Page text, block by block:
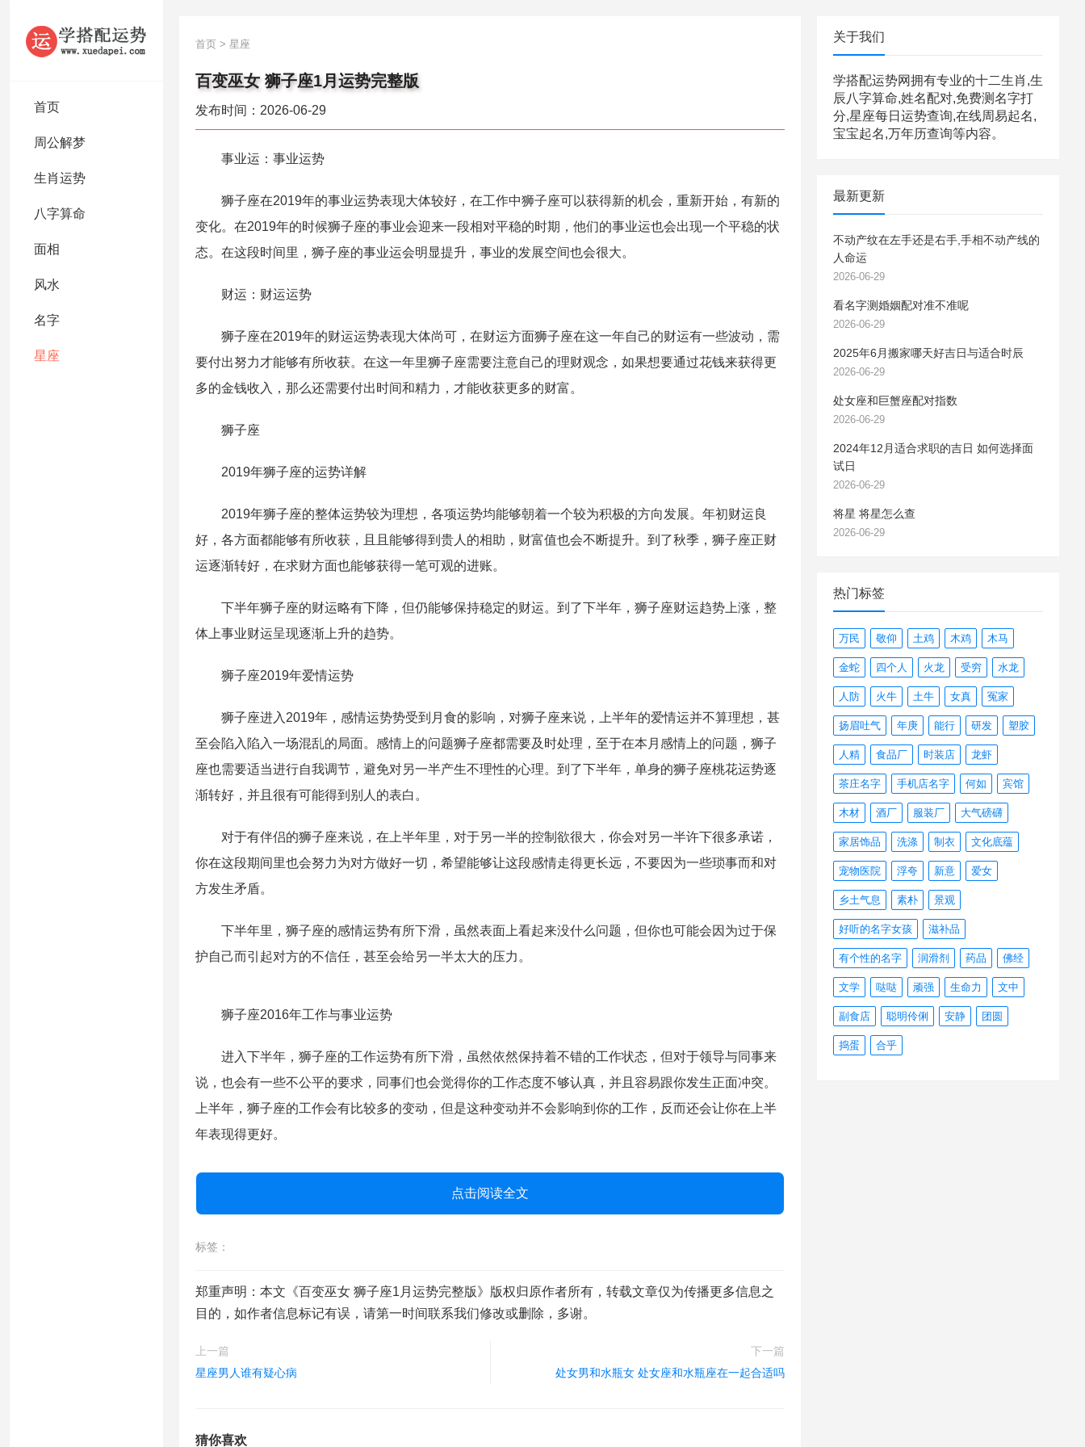
首页
周公解梦
生肖运势
八字算命
面相
风水
名字
星座
首页 > 星座
百变巫女 狮子座1月运势完整版
发布时间：2026-06-29
事业运：事业运势
狮子座在2019年的事业运势表现大体较好，在工作中狮子座可以获得新的机会，重新开始，有新的
变化。在2019年的时候狮子座的事业会迎来一段相对平稳的时期，他们的事业运也会出现一个平稳的状
态。在这段时间里，狮子座的事业运会明显提升，事业的发展空间也会很大。
财运：财运运势
狮子座在2019年的财运运势表现大体尚可，在财运方面狮子座在这一年自己的财运有一些波动，需
要付出努力才能够有所收获。在这一年里狮子座需要注意自己的理财观念，如果想要通过花钱来获得更
多的金钱收入，那么还需要付出时间和精力，才能收获更多的财富。
狮子座
2019年狮子座的运势详解
2019年狮子座的整体运势较为理想，各项运势均能够朝着一个较为积极的方向发展。年初财运良
好，各方面都能够有所收获，且且能够得到贵人的相助，财富值也会不断提升。到了秋季，狮子座正财
运逐渐转好，在求财方面也能够获得一笔可观的进账。
下半年狮子座的财运略有下降，但仍能够保持稳定的财运。到了下半年，狮子座财运趋势上涨，整
体上事业财运呈现逐渐上升的趋势。
狮子座2019年爱情运势
狮子座进入2019年，感情运势势受到月食的影响，对狮子座来说，上半年的爱情运并不算理想，甚
至会陷入陷入一场混乱的局面。感情上的问题狮子座都需要及时处理，至于在本月感情上的问题，狮子
座也需要适当进行自我调节，避免对另一半产生不理性的心理。到了下半年，单身的狮子座桃花运势逐
渐转好，并且很有可能得到别人的表白。
对于有伴侣的狮子座来说，在上半年里，对于另一半的控制欲很大，你会对另一半许下很多承诺，
你在这段期间里也会努力为对方做好一切，希望能够让这段感情走得更长远，不要因为一些琐事而和对
方发生矛盾。
下半年里，狮子座的感情运势有所下滑，虽然表面上看起来没什么问题，但你也可能会因为过于保
护自己而引起对方的不信任，甚至会给另一半太大的压力。
狮子座2016年工作与事业运势
进入下半年，狮子座的工作运势有所下滑，虽然依然保持着不错的工作状态，但对于领导与同事来
说，也会有一些不公平的要求，同事们也会觉得你的工作态度不够认真，并且容易跟你发生正面冲突。
上半年，狮子座的工作会有比较多的变动，但是这种变动并不会影响到你的工作，反而还会让你在上半
年表现得更好。
点击阅读全文
标签：
郑重声明：本文《百变巫女 狮子座1月运势完整版》版权归原作者所有，转载文章仅为传播更多信息之
目的，如作者信息标记有误，请第一时间联系我们修改或删除，多谢。
上一篇
星座男人谁有疑心病
下一篇
处女男和水瓶女 处女座和水瓶座在一起合适吗
猜你喜欢
关于我们
学搭配运势网拥有专业的十二生肖,生
辰八字算命,姓名配对,免费测名字打
分,星座每日运势查询,在线周易起名,
宝宝起名,万年历查询等内容。
最新更新
不动产纹在左手还是右手,手相不动产线的
人命运
2026-06-29
看名字测婚姻配对准不准呢
2026-06-29
2025年6月搬家哪天好吉日与适合时辰
2026-06-29
处女座和巨蟹座配对指数
2026-06-29
2024年12月适合求职的吉日 如何选择面
试日
2026-06-29
将星 将星怎么查
2026-06-29
热门标签
万民 敬仰 土鸡 木鸡 木马
金蛇 四个人 火龙 受穷 水龙
人防 火牛 土牛 女真 冤家
扬眉吐气 年庚 能行 研发 塑胶
人精 食品厂 时装店 龙虾
茶庄名字 手机店名字 何如 宾馆
木材 酒厂 服装厂 大气磅礴
家居饰品 洗涤 制衣 文化底蕴
宠物医院 浮夸 新意 爱女
乡土气息 素朴 景观
好听的名字女孩 滋补品
有个性的名字 润滑剂 药品 佛经
文学 哒哒 顽强 生命力 文中
副食店 聪明伶俐 安静 团圆
捣蛋 合乎